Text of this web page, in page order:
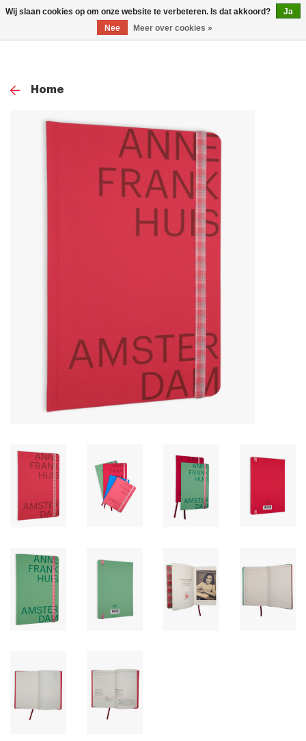
0
Home
Wij slaan cookies op om onze website te verbeteren. Is dat akkoord?
Ja
Nee
Meer over cookies »